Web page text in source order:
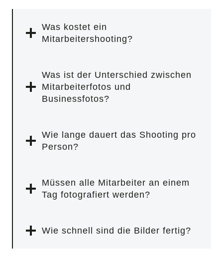
Was kostet ein
Mitarbeitershooting?
Was ist der Unterschied zwischen
Mitarbeiterfotos und
Businessfotos?
Wie lange dauert das Shooting pro
Person?
Müssen alle Mitarbeiter an einem
Tag fotografiert werden?
Wie schnell sind die Bilder fertig?